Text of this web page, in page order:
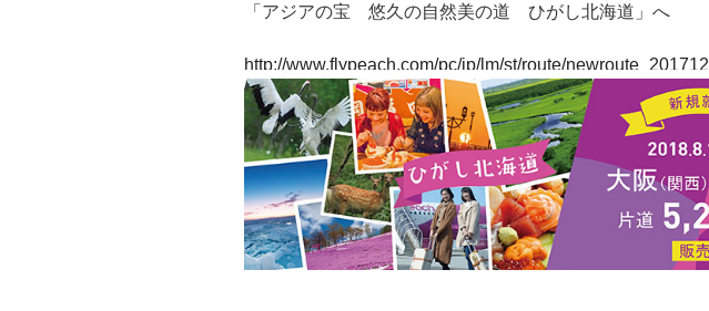
「アジアの宝 悠久の自然美の道 ひがし北海道」へ
http://www.flypeach.com/pc/jp/lm/st/route/newroute_201712